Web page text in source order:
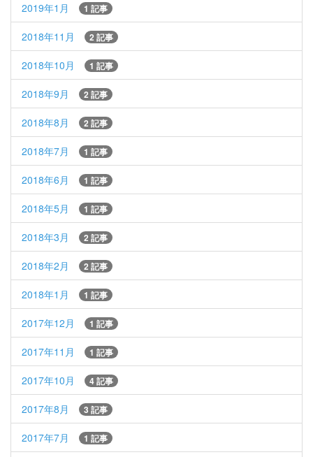
2019年1月 1 記事
2018年11月 2 記事
2018年10月 1 記事
2018年9月 2 記事
2018年8月 2 記事
2018年7月 1 記事
2018年6月 1 記事
2018年5月 1 記事
2018年3月 2 記事
2018年2月 2 記事
2018年1月 1 記事
2017年12月 1 記事
2017年11月 1 記事
2017年10月 4 記事
2017年8月 3 記事
2017年7月 1 記事